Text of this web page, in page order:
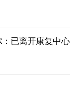
已离开康复中心